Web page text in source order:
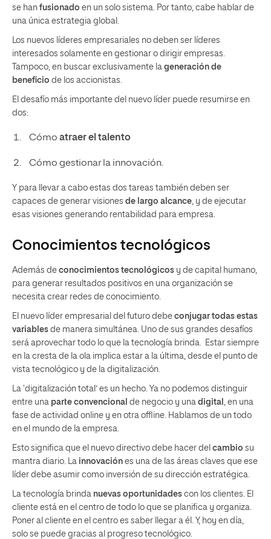
se han fusionado en un solo sistema. Por tanto, cabe hablar de
una única estrategia global.
Los nuevos líderes empresariales no deben ser líderes
interesados solamente en gestionar o dirigir empresas.
Tampoco, en buscar exclusivamente la generación de
beneficio de los accionistas.
El desafío más importante del nuevo líder puede resumirse en
dos:
Cómo atraer el talento
Cómo gestionar la innovación.
Y para llevar a cabo estas dos tareas también deben ser
capaces de generar visiones de largo alcance, y de ejecutar
esas visiones generando rentabilidad para empresa.
Conocimientos tecnológicos
Además de conocimientos tecnológicos y de capital humano,
para generar resultados positivos en una organización se
necesita crear redes de conocimiento.
El nuevo líder empresarial del futuro debe conjugar todas estas
variables de manera simultánea. Uno de sus grandes desafíos
será aprovechar todo lo que la tecnología brinda. Estar siempre
en la cresta de la ola implica estar a la última, desde el punto de
vista tecnológico y de la digitalización.
La ‘digitalización total’ es un hecho. Ya no podemos distinguir
entre una parte convencional de negocio y una digital , en una
fase de actividad online y en otra offline. Hablamos de un todo
en el mundo de la empresa.
Esto significa que el nuevo directivo debe hacer del cambio su
mantra diario. La innovación es una de las áreas claves que ese
líder debe asumir como inversión de su dirección estratégica.
La tecnología brinda nuevas oportunidades con los clientes. El
cliente está en el centro de todo lo que se planifica y organiza.
Poner al cliente en el centro es saber llegar a él. Y, hoy en día,
solo se puede gracias al progreso tecnológico.